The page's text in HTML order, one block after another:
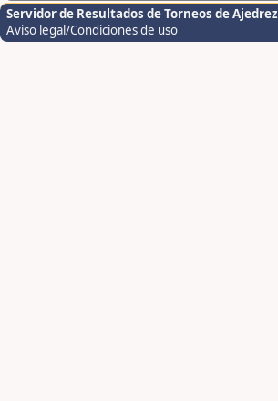
Servidor de Resultados de Torneos de Ajedrez
Aviso legal/Condiciones de uso